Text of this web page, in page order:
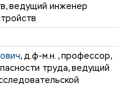
ведущий инженер
, д.ф-м.н., профессор,
труда, ведущий